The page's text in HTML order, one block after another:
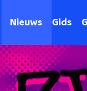
Nieuws Gids